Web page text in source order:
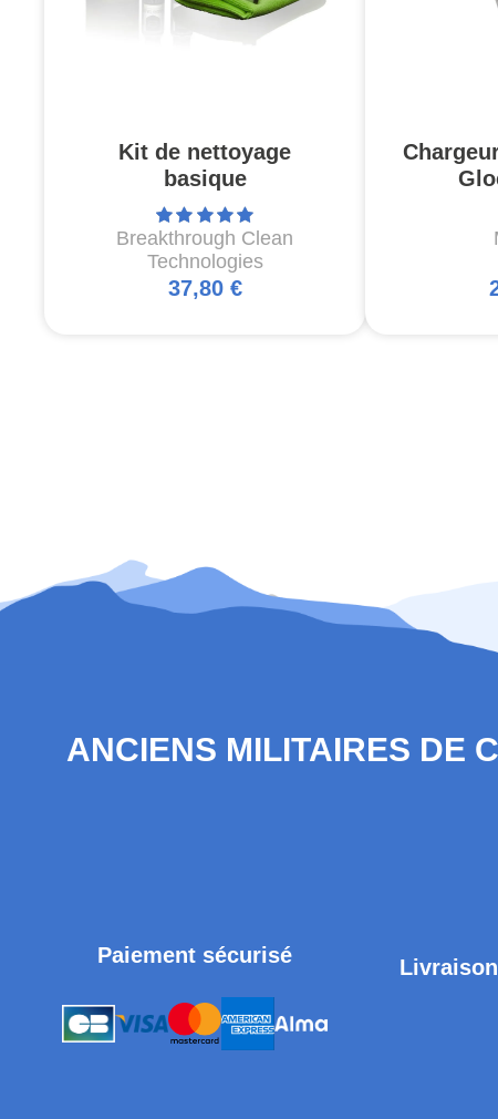
Kit de nettoyage
basique
Breakthrough Clean
Technologies
37,80 €
ANCIENS MILITAIRES DE
Paiement sécurisé